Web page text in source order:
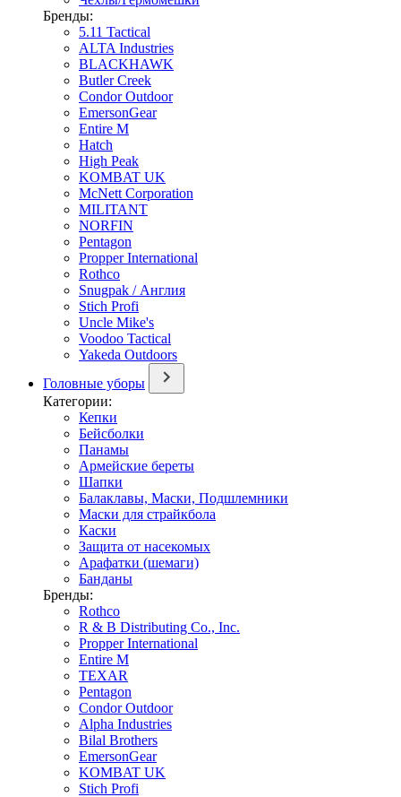
Бренды:
5.11 Tactical
ALTA Industries
BLACKHAWK
Butler Creek
Condor Outdoor
EmersonGear
Entire M
Hatch
High Peak
KOMBAT UK
McNett Corporation
MILITANT
NORFIN
Pentagon
Propper International
Rothco
Snugpak / Англия
Stich Profi
Uncle Mike's
Voodoo Tactical
Yakeda Outdoors
Головные уборы
Категории:
Кепки
Бейсболки
Панамы
Армейские береты
Шапки
Балаклавы, Маски, Подшлемники
Маски для страйкбола
Каски
Защита от насекомых
Арафатки (шемаги)
Банданы
Бренды:
Rothco
R & B Distributing Co., Inc.
Propper International
Entire M
TEXAR
Pentagon
Condor Outdoor
Alpha Industries
Bilal Brothers
EmersonGear
KOMBAT UK
Stich Profi